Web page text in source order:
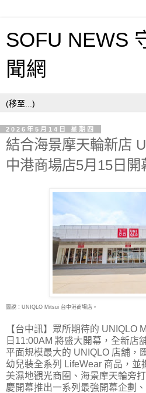
SOFU NEWS
聞網
2026年5月14日 星期四
結合海景摩天輪新店
中港商場店5月15日開
圖說：UNIQLO Mitsui 台中港商場店。
【台中訊】眾所期待的 UNIQLO
日11:00AM 將盛大開幕，全新店
平面規模最大的 UNIQLO 店舖，
幼兒裝全系列 LifeWear 商品，並
美濕地觀光商圈、海景摩天輪旁
慶開幕推出一系列最強開幕企劃